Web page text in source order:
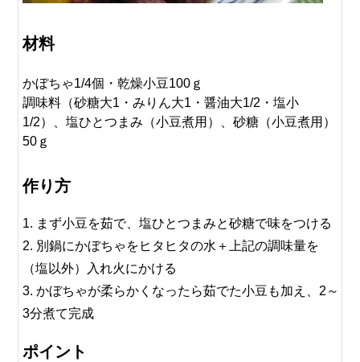
材料
かぼちゃ1/4個・乾燥小豆100ｇ
調味料（砂糖大1・みりん大1・醤油大1/2・塩小
1/2）、塩ひとつまみ（小豆煮用）、砂糖（小豆煮用）
50ｇ
作り方
まず小豆を茹で、塩ひとつまみと砂糖で味をつける
別鍋にかぼちゃをヒタヒタの水＋上記の調味量を
（塩以外）入れ火にかける
かぼちゃが柔らかくなったら茹でた小豆も加え、2～
3分煮て完成
ポイント